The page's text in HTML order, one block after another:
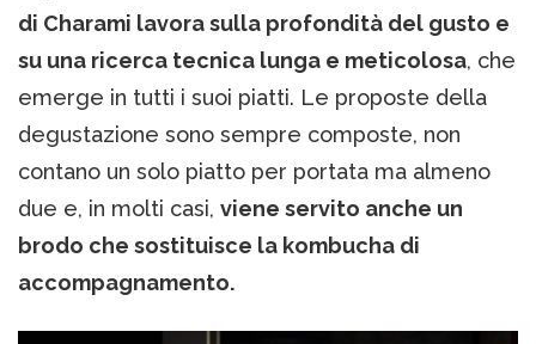
di Charami lavora sulla profondità del gusto e
su una ricerca tecnica lunga e meticolosa, che
emerge in tutti i suoi piatti. Le proposte della
degustazione sono sempre composte, non
contano un solo piatto per portata ma almeno
due e, in molti casi, viene servito anche un
brodo che sostituisce la kombucha di
accompagnamento.